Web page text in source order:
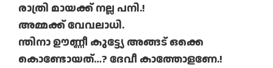
രാത്രി മായക്ക് നല്ല പനി.!
അമ്മക്ക് വേവലാധി.
ന്തിനാ ഊണ്ണീ കുട്ട്യേ അങ്ങട് ഒക്കെ
കൊണ്ടോയത്…? ദേവീ കാത്തോളണേ.!